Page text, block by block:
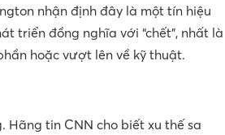
nhận định đây là một tín hiệu
triển đồng nghĩa với “chết”, nhất là
hoặc vượt lên về kỹ thuật.
Hãng tin CNN cho biết xu thế sa